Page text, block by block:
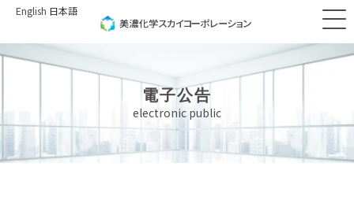
English 日本語
電子公告
electronic public